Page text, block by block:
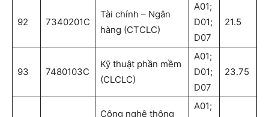
92 7340201C
Tài chính – Ngân
hàng (CTCLC)
A01;
D01;
D07
21.5
93 7480103C
Kỹ thuật phần mềm
(CLCLC)
A01;
D01;
D07
23.75
Công nghệ thông
A01;